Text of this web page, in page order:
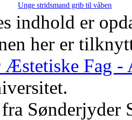
Unge stridsmand grib til våben
indhold er
her er
Fag -
Sønderjyder